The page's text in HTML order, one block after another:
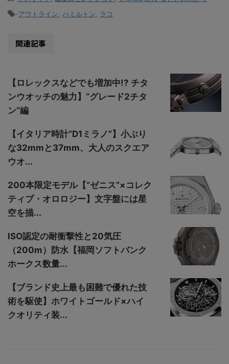
-アウトライン ハミルトン ラコ
関連記事
【ロレックスなどでも増加中!? チタ
ンウオッチの魅力】“グレード2チタ
ン”編
【イタリア時計“D1ミラノ”】小ぶり
な32mmと37mm、大人のスクエア
ウオ...
200本限定モデル【“ゼニス”×コレク
ティブ・オロロジー】文字盤には星
空を描...
ISO認定の耐衝撃性と20気圧
（200m）防水【福岡ソフトバンク
ホークス数量...
【ブランド史上最も困難で優れた技
術を駆使】ホワイトゴールド×ハイ
クオリティ装...